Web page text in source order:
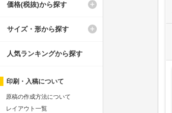
価格(税抜)から探す
サイズ・形から探す
人気ランキングから探す
印刷・入稿について
原稿の作成方法について
レイアウト一覧